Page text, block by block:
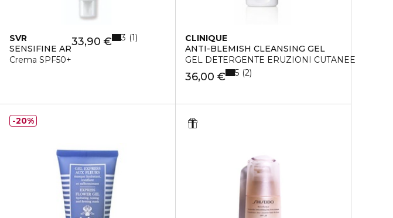
SVR
SENSIFINE AR
Crema SPF50+
33,90 € 3 1
CLINIQUE
ANTI-BLEMISH CLEANSING GEL
GEL DETERGENTE ERUZIONI CUTANEE
36,00 € 5 2
20%